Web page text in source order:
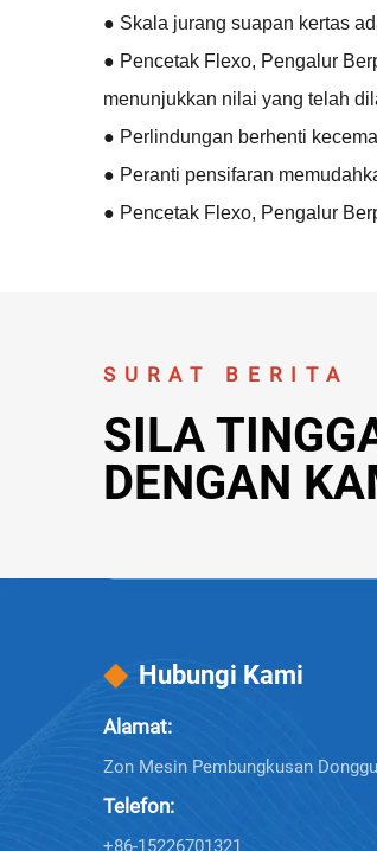
● Skala jurang suapan kertas
● Pencetak Flexo, Pengalur
menunjukkan nilai yang telah
● Perlindungan berhenti
● Peranti pensifaran
● Pencetak Flexo, Pengalur
SURAT BERITA
SILA
DENGAN
Hubungi Kami
Alamat:
Zon Mesin Pembungkusan
Telefon: